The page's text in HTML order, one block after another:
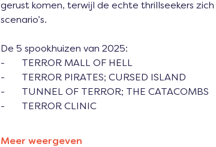
gerust komen, terwijl de echte thrillseekers
scenario’s.
De 5 spookhuizen van 2025:
-       TERROR MALL OF HELL
-       TERROR PIRATES; CURSED ISLAND
-       TUNNEL OF TERROR; THE CATACOMBS
-       TERROR CLINIC
Meer weergeven